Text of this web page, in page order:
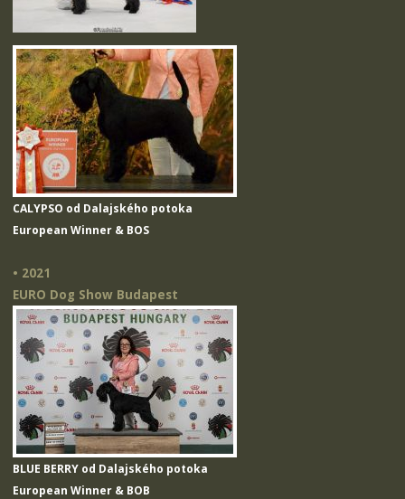
CALYPSO od Dalajského potoka
European Winner & BOS
• 2021
EURO Dog Show Budapest
BLUE BERRY od Dalajského potoka
European Winner & BOB